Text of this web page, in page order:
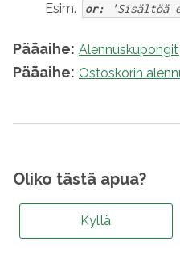
Esim. or: 'Sisältöä
Pääaihe:
Pääaihe: Ostoskorin
Oliko tästä apua?
Kyllä